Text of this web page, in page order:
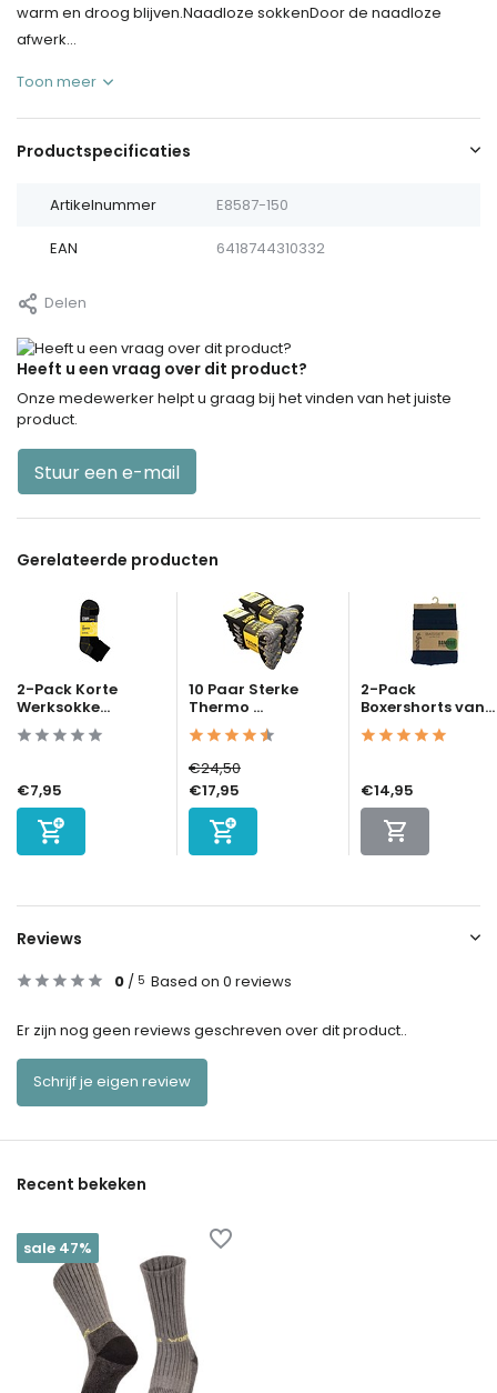
warm en droog blijven.Naadloze sokkenDoor de naadloze
afwerk...
Toon meer
Productspecificaties
Artikelnummer E8587-150
EAN 6418744310332
Delen
Heeft u een vraag over dit product?
Onze medewerker helpt u graag bij het vinden van het juiste
product.
Stuur een e-mail
Gerelateerde producten
2-Pack Korte
Werksokke...
€7,95
10 Paar Sterke
Thermo ...
€24,50
€17,95
2-Pack
Boxershorts van...
€14,95
Reviews
0 / 5 Based on 0 reviews
Er zijn nog geen reviews geschreven over dit product..
Schrijf je eigen review
Recent bekeken
sale 47%